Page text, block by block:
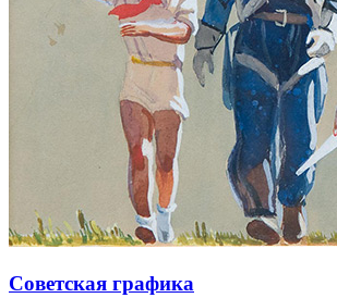
Советская графика